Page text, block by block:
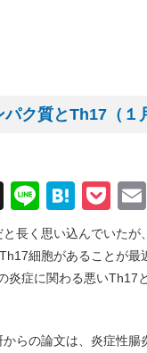
ク質とTh17（１
X Line
長く思い込んでいた
細胞があることが
炎症に関わる悪いTh17
らの論文は、炎症性